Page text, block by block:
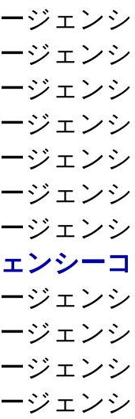
ジェンシ
ジェンシ
ジェンシ
ジェンシ
ジェンシ
ジェンシ
ジェンシ
ンシーコ
ジェンシ
ジェンシ
ジェンシ
ジェンシ